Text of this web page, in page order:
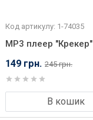
Код артикулу: 1-74035
MP3 плеер "Крекер"
149 грн. 245 грн.
В кошик